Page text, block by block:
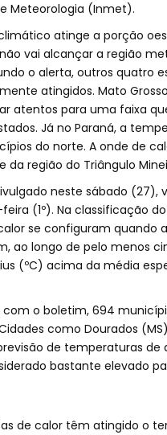
Meteorologia (Inmet).
atinge a porção
vai alcançar a região
o alerta, outros quatro
atingidos. Mato
atentos para uma faixa
Já no Paraná, a
do norte. A onde de
da região do Triângulo
neste sábado (27),
(1º). Na classificação
se configuram quando
ao longo de pelo menos
(ºC) acima da média
com o boletim, 694
como Dourados
de temperaturas de
bastante elevado
de calor têm atingido o